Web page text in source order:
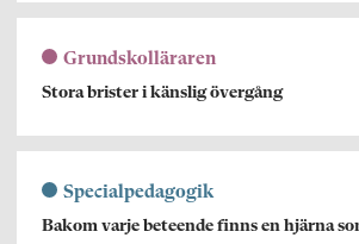
Grundskolläraren
Stora brister i känslig övergång
Specialpedagogik
Bakom varje beteende finns en hjärna